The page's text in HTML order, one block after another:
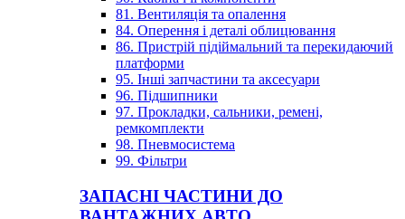
81. Вентиляція та опалення
84. Оперення і деталі облицювання
86. Пристрій підіймальний та перекидаючий
платформи
95. Інші запчастини та аксесуари
96. Підшипники
97. Прокладки, сальники, ремені,
ремкомплекти
98. Пневмосистема
99. Фільтри
ЗАПАСНІ ЧАСТИНИ ДО